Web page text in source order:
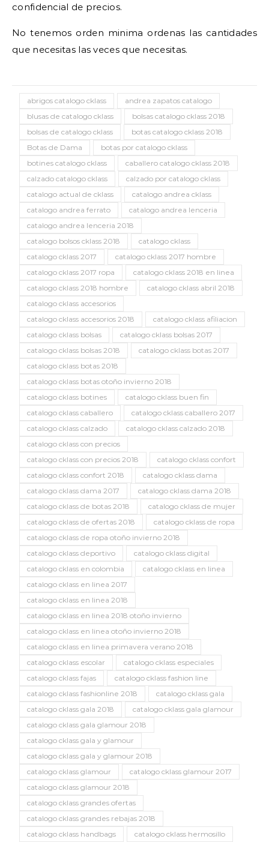
confidencial de precios.
No tenemos orden minima ordenas las cantidades
que necesitas las veces que necesitas.
abrigos catalogo cklass
andrea zapatos catalogo
blusas de catalogo cklass
bolsas catalogo cklass 2018
bolsas de catalogo cklass
botas catalogo cklass 2018
Botas de Dama
botas por catalogo cklass
botines catalogo cklass
caballero catalogo cklass 2018
calzado catalogo cklass
calzado por catalogo cklass
catalogo actual de cklass
catalogo andrea cklass
catalogo andrea ferrato
catalogo andrea lenceria
catalogo andrea lenceria 2018
catalogo bolsos cklass 2018
catalogo cklass
catalogo cklass 2017
catalogo cklass 2017 hombre
catalogo cklass 2017 ropa
catalogo cklass 2018 en linea
catalogo cklass 2018 hombre
catalogo cklass abril 2018
catalogo cklass accesorios
catalogo cklass accesorios 2018
catalogo cklass afiliacion
catalogo cklass bolsas
catalogo cklass bolsas 2017
catalogo cklass bolsas 2018
catalogo cklass botas 2017
catalogo cklass botas 2018
catalogo cklass botas otoño invierno 2018
catalogo cklass botines
catalogo cklass buen fin
catalogo cklass caballero
catalogo cklass caballero 2017
catalogo cklass calzado
catalogo cklass calzado 2018
catalogo cklass con precios
catalogo cklass con precios 2018
catalogo cklass confort
catalogo cklass confort 2018
catalogo cklass dama
catalogo cklass dama 2017
catalogo cklass dama 2018
catalogo cklass de botas 2018
catalogo cklass de mujer
catalogo cklass de ofertas 2018
catalogo cklass de ropa
catalogo cklass de ropa otoño invierno 2018
catalogo cklass deportivo
catalogo cklass digital
catalogo cklass en colombia
catalogo cklass en linea
catalogo cklass en linea 2017
catalogo cklass en linea 2018
catalogo cklass en linea 2018 otoño invierno
catalogo cklass en linea otoño invierno 2018
catalogo cklass en linea primavera verano 2018
catalogo cklass escolar
catalogo cklass especiales
catalogo cklass fajas
catalogo cklass fashion line
catalogo cklass fashionline 2018
catalogo cklass gala
catalogo cklass gala 2018
catalogo cklass gala glamour
catalogo cklass gala glamour 2018
catalogo cklass gala y glamour
catalogo cklass gala y glamour 2018
catalogo cklass glamour
catalogo cklass glamour 2017
catalogo cklass glamour 2018
catalogo cklass grandes ofertas
catalogo cklass grandes rebajas 2018
catalogo cklass handbags
catalogo cklass hermosillo